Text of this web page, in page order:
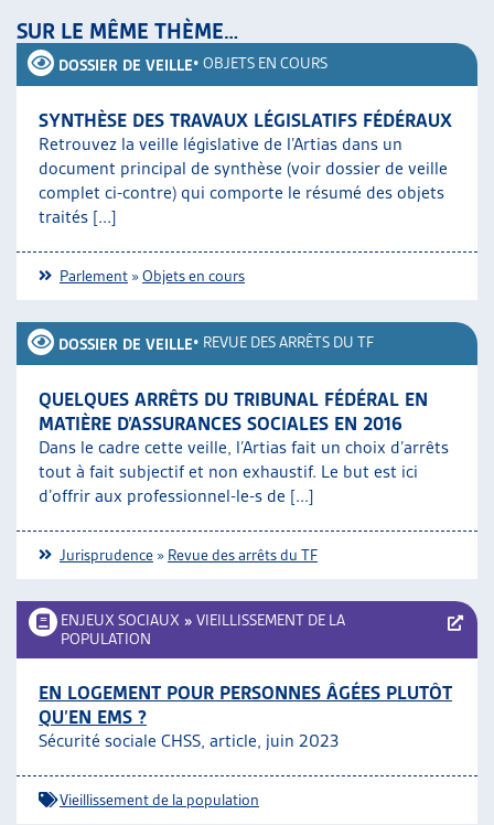
SUR LE MÊME THÈME…
DOSSIER DE VEILLE• OBJETS EN COURS
SYNTHÈSE DES TRAVAUX LÉGISLATIFS FÉDÉRAUX
Retrouvez la veille législative de l’Artias dans un
document principal de synthèse (voir dossier de veille
complet ci-contre) qui comporte le résumé des objets
traités [...]
Parlement »Objets en cours
DOSSIER DE VEILLE• REVUE DES ARRÊTS DU TF
QUELQUES ARRÊTS DU TRIBUNAL FÉDÉRAL EN
MATIÈRE D’ASSURANCES SOCIALES EN 2016
Dans le cadre cette veille, l’Artias fait un choix d’arrêts
tout à fait subjectif et non exhaustif. Le but est ici
d’offrir aux professionnel-le-s de [...]
Jurisprudence » Revue des arrêts du TF
ENJEUX SOCIAUX » VIEILLISSEMENT DE LA
POPULATION
EN LOGEMENT POUR PERSONNES ÂGÉES PLUTÔT
QU’EN EMS ?
Sécurité sociale CHSS, article, juin 2023
Vieillissement de la population